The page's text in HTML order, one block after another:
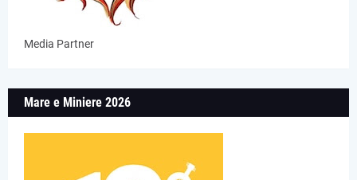
Media Partner
Mare e Miniere 2026